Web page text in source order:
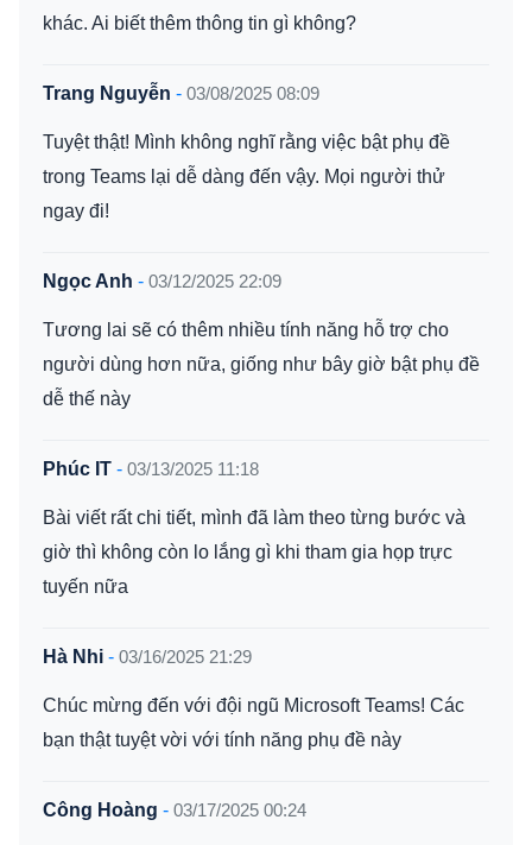
khác. Ai biết thêm thông tin gì không?
Trang Nguyễn - 03/08/2025 08:09
Tuyệt thật! Mình không nghĩ rằng việc bật phụ đề
trong Teams lại dễ dàng đến vậy. Mọi người thử
ngay đi!
Ngọc Anh - 03/12/2025 22:09
Tương lai sẽ có thêm nhiều tính năng hỗ trợ cho
người dùng hơn nữa, giống như bây giờ bật phụ đề
dễ thế này
Phúc IT - 03/13/2025 11:18
Bài viết rất chi tiết, mình đã làm theo từng bước và
giờ thì không còn lo lắng gì khi tham gia họp trực
tuyến nữa
Hà Nhi - 03/16/2025 21:29
Chúc mừng đến với đội ngũ Microsoft Teams! Các
bạn thật tuyệt vời với tính năng phụ đề này
Công Hoàng - 03/17/2025 00:24